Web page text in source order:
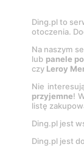
Ding.pl to
otoczenia.
Na naszym
lub panele
czy Leroy
Nie
przyjemne!
listę
Ding.pl jest
Ding.pl jest